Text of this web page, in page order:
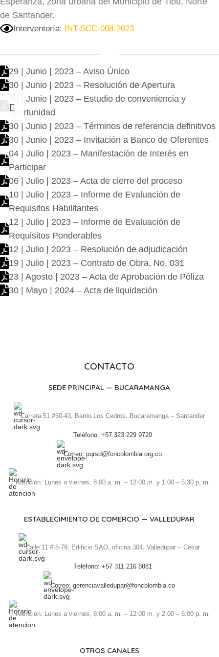
de Santander.
Interventoría: INT-SCC-008-2023
29 | Junio | 2023 – Aviso Único
30 | Junio | 2023 – Resolución de Apertura
30 | Junio | 2023 – Estudio de conveniencia y
oportunidad
30 | Junio | 2023 – Términos de referencia definitivos
30 | Junio | 2023 – Invitación a Banco de Oferentes
04 | Julio | 2023 – Manifestación de Interés en
Participar
06 | Julio | 2023 – Acta de cierre del proceso
10 | Julio | 2023 – Informe de Evaluación de
Requisitos Habilitantes
12 | Julio | 2023 – Informe de Evaluación de
Requisitos Ponderables
12 | Julio | 2023 – Resolución de adjudicación
19 | Julio | 2023 – Contrato de Obra. No. 031
23 | Agosto | 2023 – Acta de Aprobación de Póliza
30 | Mayo | 2024 – Acta de liquidación
CONTACTO
SEDE PRINCIPAL — BUCARAMANGA
Carrera 51 #50-43, Barrio Los Cedros, Bucaramanga – Santander
Teléfono: +57 323 229 9720
Correo: pqrsd@foncolombia.org.co
Atención: Lunes a viernes, 8:00 a. m. – 12:00 m. y 1:00 – 5:30 p. m.
ESTABLECIMIENTO DE COMERCIO — VALLEDUPAR
Calle 11 # 8-79, Edificio SAO, oficina 304, Valledupar – Cesar
Teléfono: +57 311 216 8881
Correo: gerenciavalledupar@foncolombia.co
Atención: Lunes a viernes, 8:00 a. m. – 12:00 m. y 2:00 – 6:00 p. m.
OTROS CANALES